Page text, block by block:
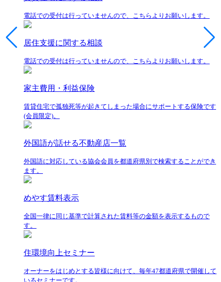
電話での受付は行っていませんので、こちらよりお願いします。
居住支援に関する相談
電話での受付は行っていませんので、こちらよりお願いします。
家主費用・利益保険
賃貸住宅で孤独死等が起きてしまった場合にサポートする保険です
(会員限定)。
外国語が話せる不動産店一覧
外国語に対応している協会会員を都道府県別で検索することができ
ます。
めやす賃料表示
全国一律に同じ基準で計算された賃料等の金額を表示するもので
す。
住環境向上セミナー
オーナーをはじめとする皆様に向けて、毎年47都道府県で開催して
いるセミナーです。